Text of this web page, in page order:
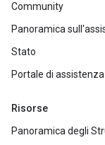
Community
Panoramica
Stato
Portale di assistenza
Risorse
Panoramica degli